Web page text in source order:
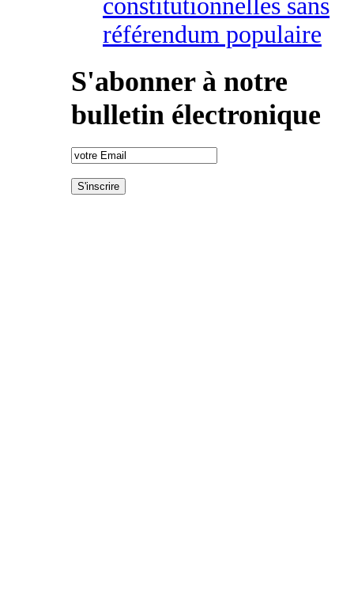
constitutionnelles sans
référendum populaire
S'abonner à notre
bulletin électronique